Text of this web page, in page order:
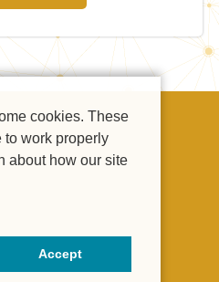
cookies. These
to work properly
about how our site
Accept